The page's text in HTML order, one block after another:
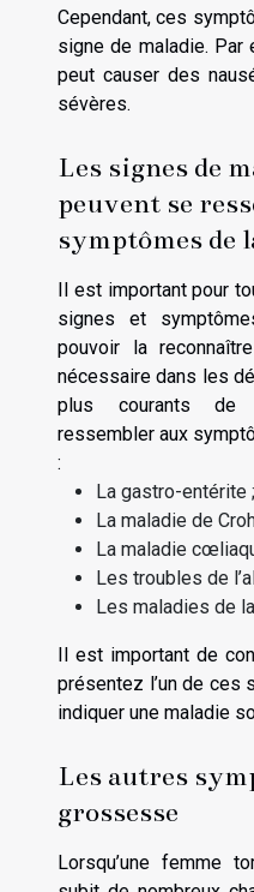
Cependant, ces
signe de maladie. Par
peut causer des
sévères.
Les signes de
peuvent se
symptômes de
Il est important pour
signes et
pouvoir la
nécessaire dans les
plus courants de
ressembler aux
:
La gastro-entérite ;
La maladie de
La maladie
Les troubles de
Les maladies de
Il est important de
présentez l’un de ces
indiquer une maladie
Les autres
grossesse
Lorsqu’une femme